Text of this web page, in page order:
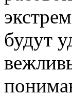
будут